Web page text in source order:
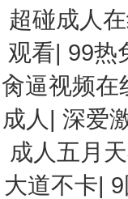
超碰成人
观看| 99热
肏逼视频在
成人 | 深爱
成人五月
大道不卡|